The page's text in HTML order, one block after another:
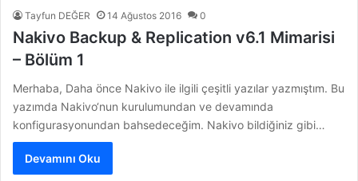
Tayfun DEĞER 14 Ağustos 2016 0
Nakivo Backup & Replication v6.1 Mimarisi
– Bölüm 1
Merhaba, Daha önce Nakivo ile ilgili çeşitli yazılar yazmıştım. Bu
yazımda Nakivo‘nun kurulumundan ve devamında
konfigurasyonundan bahsedeceğim. Nakivo bildiğiniz gibi…
Devamını Oku